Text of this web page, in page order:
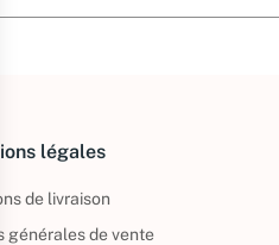
légales
de livraison
générales de vente